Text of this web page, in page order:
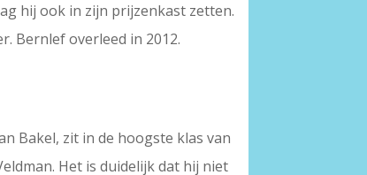
hij ook in zijn prijzenkast zetten.
Bernlef overleed in 2012.
Bakel, zit in de hoogste klas van
Het is duidelijk dat hij niet